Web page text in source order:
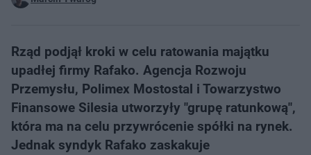
Rząd podjął kroki w celu ratowania majątku
upadłej firmy Rafako. Agencja Rozwoju
Przemysłu, Polimex Mostostal i Towarzystwo
Finansowe Silesia utworzyły "grupę ratunkową",
która ma na celu przywrócenie spółki na rynek.
Jednak syndyk Rafako zaskakuje